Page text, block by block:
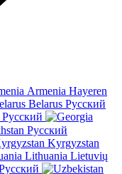
Armenia Hayeren
Belarus Русский
Русский
Русский
Kyrgyzstan
Lithuania Lietuvių